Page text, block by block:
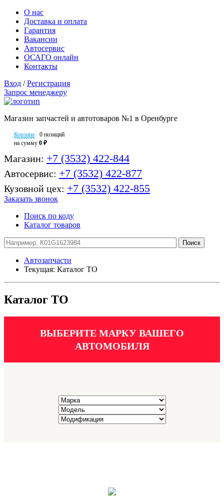
О нас
Доставка и оплата
Гарантия
Вакансии
Автосервис
ОСАГО онлайн
Контакты
Вход / Регистрация
Запрос менеджеру
Магазин запчастей и автотоваров №1 в Оренбурге
Корзина
0 позиций
на сумму 0 ₽
Магазин: +7 (3532) 422-844
Автосервис: +7 (3532) 422-877
Кузовной цех: +7 (3532) 422-855
Заказать звонок
Поиск по коду
Каталог товаров
Автозапчасти
Текущая: Каталог ТО
Каталог ТО
ВЫБЕРИТЕ МАРКУ ВАШЕГО
АВТОМОБИЛЯ